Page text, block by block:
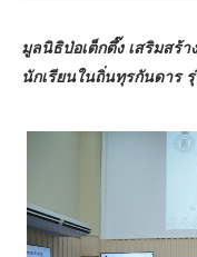
มูลนิธิป่อเต็กตึ๊ง เสริมสร้
นักเรียนในถิ่นทุรกันดาร